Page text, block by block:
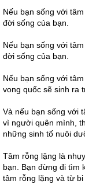
Nếu bạn sống với
đời sống của bạn.
Nếu bạn sống với
đời sống của bạn.
Nếu bạn sống với
vong quốc sẽ sinh ra
Và nếu bạn sống với
vì người quên mình,
những sinh tố nuôi
Tâm rỗng lặng là
bạn. Bạn đừng đi tìm
tâm rỗng lặng và từ bi